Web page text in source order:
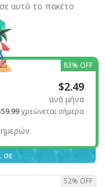
αυτό το πακέτο
$2.49
ανά μήνα
χρεώνεται σήμερα
83% OFF
σε
52% OFF